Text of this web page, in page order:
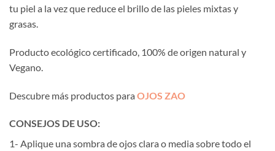
tu piel a la vez que reduce el brillo de las pieles mixtas y
grasas.
Producto ecológico certificado, 100% de origen natural y
Vegano.
Descubre más productos para OJOS ZAO
CONSEJOS DE USO:
1- Aplique una sombra de ojos clara o media sobre todo el